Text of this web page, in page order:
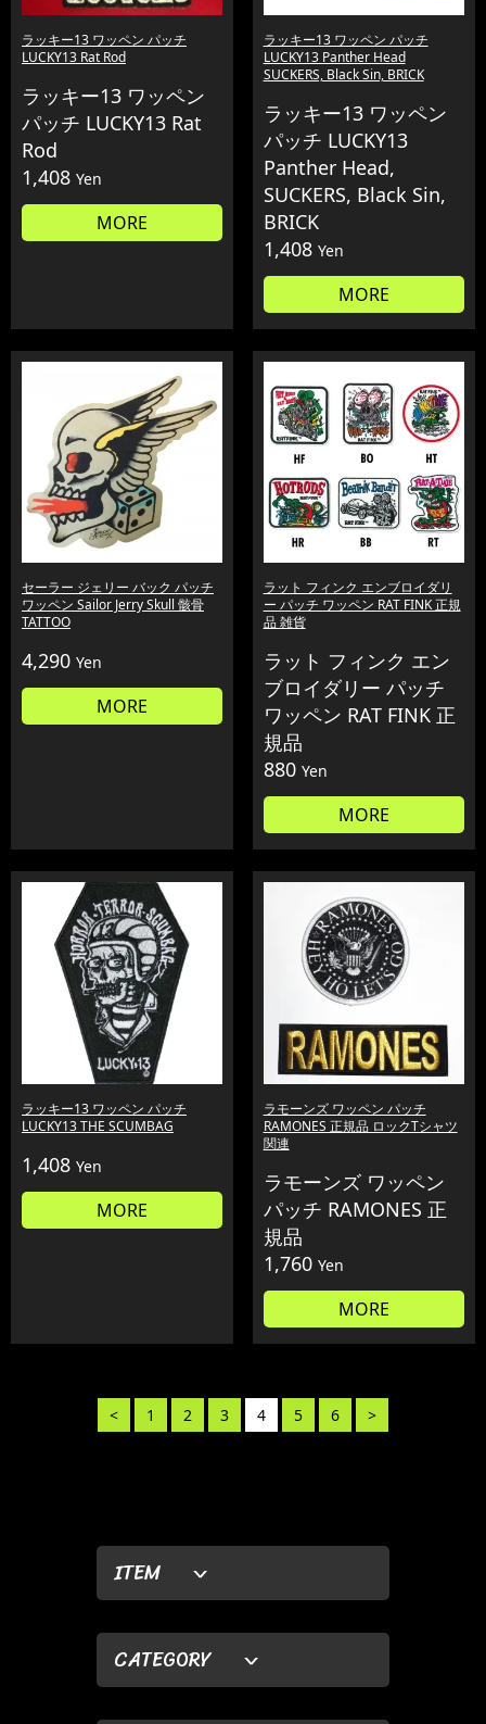
ITEM
CATEGORY
ラッキー13 ワッペン パッチ
LUCKY13 Rat Rod
ラッキー13 ワッペン
パッチ LUCKY13 Rat
Rod
1,408 Yen
MORE
ラッキー13 ワッペン パッチ
LUCKY13 Panther Head
SUCKERS, Black Sin, BRICK
ラッキー13 ワッペン
パッチ LUCKY13
Panther Head,
SUCKERS, Black Sin,
BRICK
1,408 Yen
MORE
セーラー ジェリー バック パッチ
ワッペン Sailor Jerry Skull 骸骨
TATTOO
4,290 Yen
MORE
ラット フィンク エンブロイダリ
ー パッチ ワッペン RAT FINK 正規
品 雑貨
ラット フィンク エン
ブロイダリー パッチ
ワッペン RAT FINK 正
規品
880 Yen
MORE
ラッキー13 ワッペン パッチ
LUCKY13 THE SCUMBAG
1,408 Yen
MORE
ラモーンズ ワッペン パッチ
RAMONES 正規品 ロックTシャツ
関連
ラモーンズ ワッペン
パッチ RAMONES 正
規品
1,760 Yen
MORE
< 1 2 3 4 5 6 >